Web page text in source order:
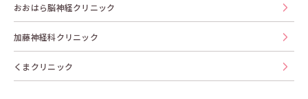
おおはら脳神経クリニック
加藤神経科クリニック
くまクリニック